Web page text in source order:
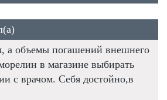
а объемы погашений внешнего
в магазине выбирать
с врачом. Себя достойно,в